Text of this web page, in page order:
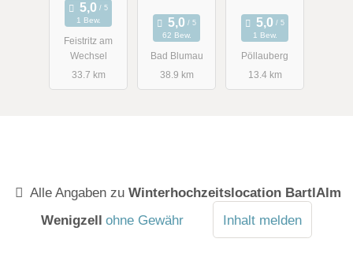
1 Bew.
Feistritz am
Wechsel
33.7 km
62 Bew.
Bad Blumau
38.9 km
1 Bew.
Pöllauberg
13.4 km
Alle Angaben zu Winterhochzeitslocation BartlAlm
Wenigzell ohne Gewähr Inhalt melden